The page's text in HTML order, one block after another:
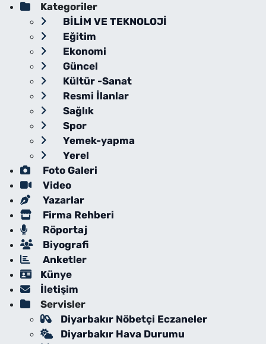
Kategoriler
BİLİM VE TEKNOLOJİ
Eğitim
Ekonomi
Güncel
Kültür -Sanat
Resmi İlanlar
Sağlık
Spor
Yemek-yapma
Yerel
Foto Galeri
Video
Yazarlar
Firma Rehberi
Röportaj
Biyografi
Anketler
Künye
İletişim
Servisler
Diyarbakır Nöbetçi Eczaneler
Diyarbakır Hava Durumu